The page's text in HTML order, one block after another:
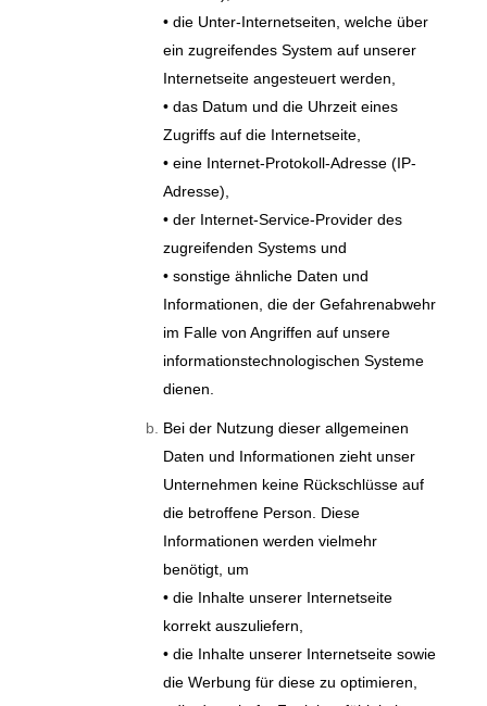
• die Unter-Internetseiten, welche über
ein zugreifendes System auf unserer
Internetseite angesteuert werden,
• das Datum und die Uhrzeit eines
Zugriffs auf die Internetseite,
• eine Internet-Protokoll-Adresse (IP-
Adresse),
• der Internet-Service-Provider des
zugreifenden Systems und
• sonstige ähnliche Daten und
Informationen, die der Gefahrenabwehr
im Falle von Angriffen auf unsere
informationstechnologischen Systeme
dienen.
Bei der Nutzung dieser allgemeinen
Daten und Informationen zieht unser
Unternehmen keine Rückschlüsse auf
die betroffene Person. Diese
Informationen werden vielmehr
benötigt, um
• die Inhalte unserer Internetseite
korrekt auszuliefern,
• die Inhalte unserer Internetseite sowie
die Werbung für diese zu optimieren,